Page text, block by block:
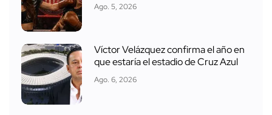
Ago. 5, 2026
Víctor Velázquez confirma el año en
que estaría el estadio de Cruz Azul
Ago. 6, 2026